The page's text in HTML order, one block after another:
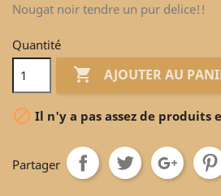
Nougat noir tendre un pur delice!!
Quantité
 AJOUTER AU
 Il n'y a pas assez de produits
Partager